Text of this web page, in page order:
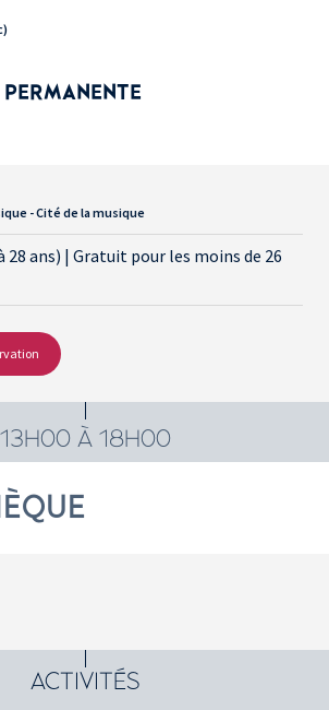
- Cité de la musique
28 ans) | Gratuit pour les moins de 26
13H00 À 18H00
ACTIVITÉS